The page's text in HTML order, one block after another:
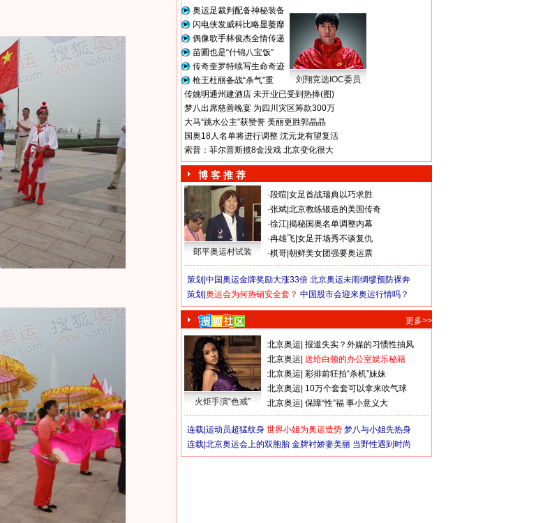
奥运足裁判配备神秘装备
闪电侠发威科比略显萎靡
偶像歌手林俊杰全情传递
苗圃也是“什锦八宝饭”
传奇奎罗特续写生命奇迹
枪王杜丽备战“杀气”重
刘翔竞选IOC委员
传姚明通州建酒店 未开业已受到热捧(图)
梦八出席慈善晚宴 为四川灾区筹款300万
大马“跳水公主”获赞誉 美丽更胜郭晶晶
国奥18人名单将进行调整 沈元龙有望复活
索普：菲尔普斯揽8金没戏 北京变化很大
博 客 推 荐
郎平奥运村试装
·段暄 女足首战瑞典以巧求胜
·张斌 北京教练锻造的美国传奇
·徐江 揭秘国奥名单调整内幕
·冉雄飞 女足开场秀不谈复仇
·棋哥 朝鲜美女团强要奥运票
策划| 中国奥运金牌奖励大涨33倍 北京奥运未雨绸缪预防裸奔
策划| 奥运会为何热销安全套？ 中国股市会迎来奥运行情吗？
更多>>
火炬手演“色戒”
北京奥运 报道失实？外媒的习惯性抽风
北京奥运 送给白领的办公室娱乐秘籍
北京奥运 彩排前狂拍“杀机”妹妹
北京奥运 10万个套套可以拿来吹气球
北京奥运 保障“性”福 事小意义大
连载| 运动员超猛纹身 世界小姐为奥运造势 梦八与小姐先热身
连载| 北京奥运会上的双胞胎 金牌衬娇妻美丽 当野性遇到时尚